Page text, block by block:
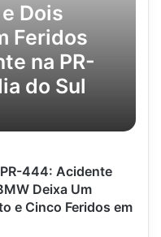
Dois
Feridos
na PR-
do Sul
444: Acidente
Deixa Um
e Cinco Feridos em